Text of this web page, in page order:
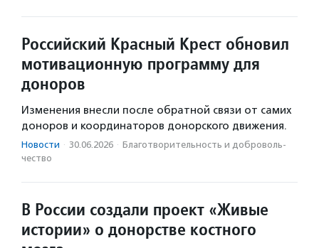
Российский Красный Крест обновил
мотивационную программу для
доноров
Изменения внесли после обратной связи от самих
доноров и координаторов донорского движения.
Новости · 30.06.2026 · Благотвори­тель­ность и доброволь­
чест­во
В России создали проект «Живые
истории» о донорстве костного